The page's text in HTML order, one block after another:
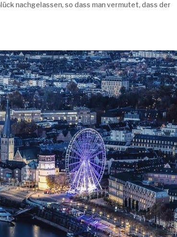
nachgelassen, so dass man vermutet, dass der